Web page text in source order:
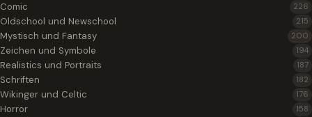
Comic 226
Oldschool und Newschool 215
Mystisch und Fantasy 200
Zeichen und Symbole 194
Realistics und Portraits 187
Schriften 182
Wikinger und Celtic 176
Horror 158